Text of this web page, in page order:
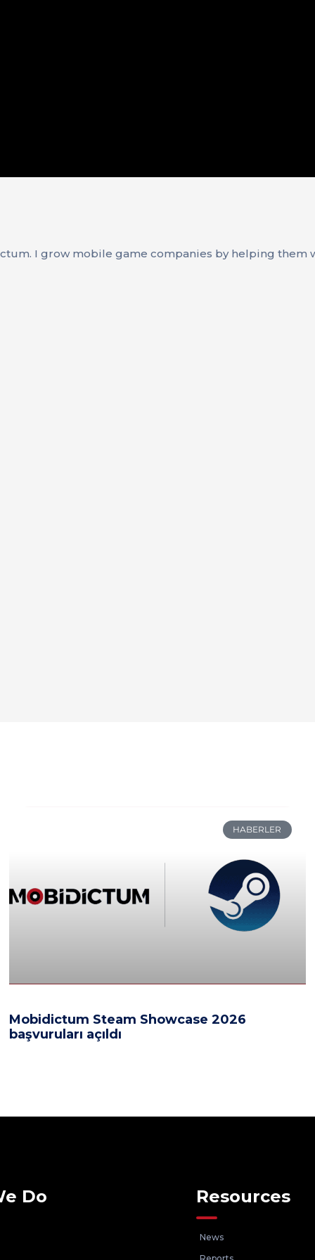
I grow mobile game companies by helping them
HABERLER
Mobidictum Steam Showcase 2026
başvuruları açıldı
Do Resources
News